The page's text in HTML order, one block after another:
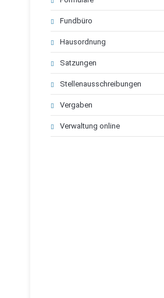
Fundbüro
Hausordnung
Satzungen
Stellenausschreibungen
Vergaben
Verwaltung online